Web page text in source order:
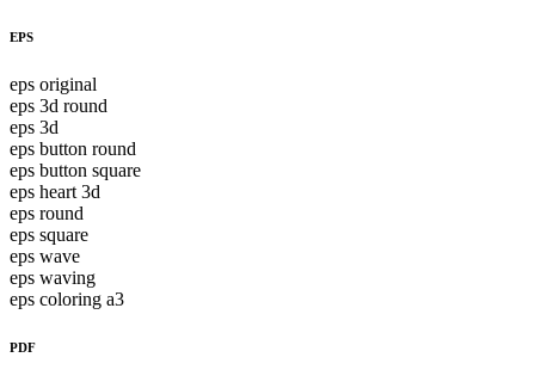
EPS
eps original
eps 3d round
eps 3d
eps button round
eps button square
eps heart 3d
eps round
eps square
eps wave
eps waving
eps coloring a3
PDF